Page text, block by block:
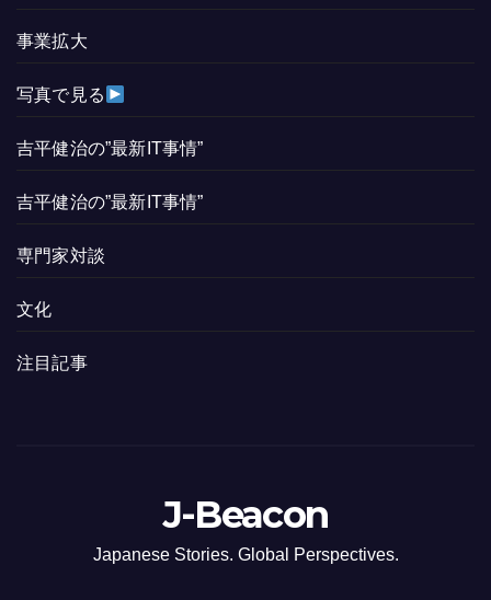
事業拡大
写真で見る
吉平健治の”最新IT事情”
吉平健治の”最新IT事情”
専門家対談
文化
注目記事
J-Beacon
Japanese Stories. Global Perspectives.